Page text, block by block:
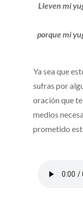
Lleven mi
porque mi
Ya sea que
sufras por
oración que
medios
prometido